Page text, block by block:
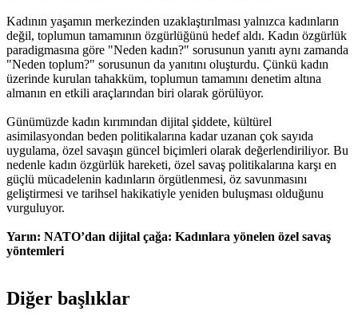
Kadının yaşamın merkezinden uzaklaştırılması yalnızca kadınların
değil, toplumun tamamının özgürlüğünü hedef aldı. Kadın özgürlük
paradigmasına göre "Neden kadın?" sorusunun yanıtı aynı zamanda
"Neden toplum?" sorusunun da yanıtını oluşturdu. Çünkü kadın
üzerinde kurulan tahakküm, toplumun tamamını denetim altına
almanın en etkili araçlarından biri olarak görülüyor.
Günümüzde kadın kırımından dijital şiddete, kültürel
asimilasyondan beden politikalarına kadar uzanan çok sayıda
uygulama, özel savaşın güncel biçimleri olarak değerlendiriliyor. Bu
nedenle kadın özgürlük hareketi, özel savaş politikalarına karşı en
güçlü mücadelenin kadınların örgütlenmesi, öz savunmasını
geliştirmesi ve tarihsel hakikatiyle yeniden buluşması olduğunu
vurguluyor.
Yarın: NATO’dan dijital çağa: Kadınlara yönelen özel savaş
yöntemleri
Diğer başlıklar